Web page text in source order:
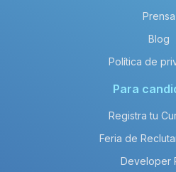
Prensa
Blog
Política de
Para
Registra tu
Feria de
Developer